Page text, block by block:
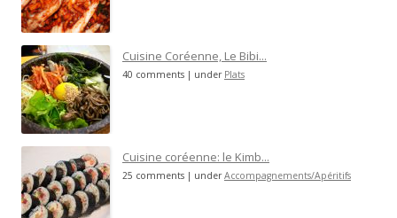
Cuisine Coréenne, Le Bibi...
40 comments | under Plats
Cuisine coréenne: le Kimb...
25 comments | underAccompagnements/Apéritifs